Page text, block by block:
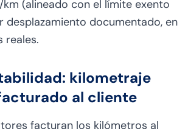
(alineado con el límite exento
desplazamiento documentado, en
reales.
kilometraje
al cliente
facturan los kilómetros al